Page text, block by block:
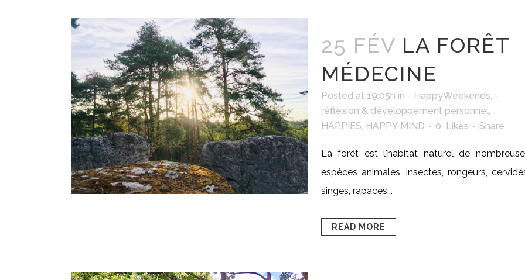
25 FÉV LA FORÊT
MÉDECINE
Posted at 19:05h in - HappyWeekends, -
réflexion & développement personnel,
HAPPIES, HAPPY MIND 0 Likes Share
La forêt est l'habitat naturel de
espèces animales, insectes, rongeurs,
singes, rapaces...
READ MORE